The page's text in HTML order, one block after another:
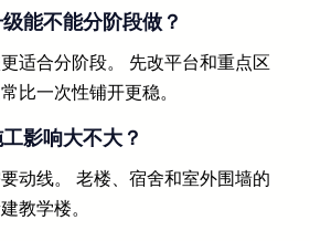
能不能分阶段做？
适合分阶段。 先改平台和重点区
比一次性铺开更稳。
影响大不大？
动线。 老楼、宿舍和室外围墙的
教学楼。